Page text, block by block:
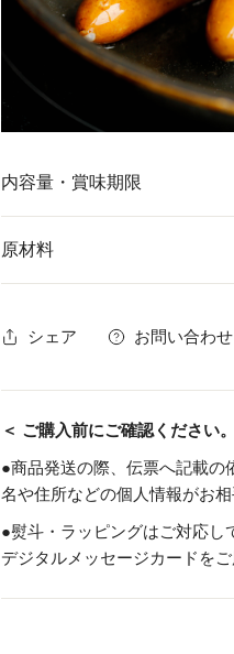
内容量・賞味期限
賞味期限
しくお
※賞味
特定原材料等 オレン
発送方法 冷蔵
原材料
粗挽きソーセー
ハーブソーセー
ジ
豚肉(国
(一部に
ニュールンベル
ガー
豚肉(国
(一部
シェア お問い合わせ
＜ ご購入前にご確認ください
●商品発送の際、伝票へ記載の
名や住所などの個人情報がお
●熨斗・ラッピングはご対応し
デジタルメッセージカードを